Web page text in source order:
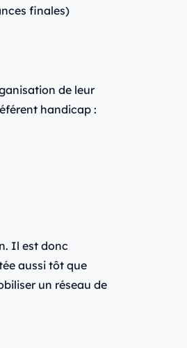
finales)
de leur
handicap :
Il est donc
aussi tôt que
un réseau de